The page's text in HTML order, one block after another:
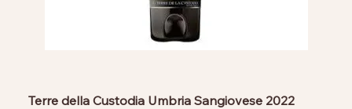
Terre della Custodia Umbria Sangiovese 2022